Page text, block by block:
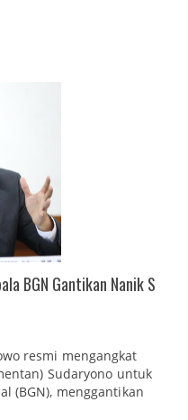
BGN Gantikan Nanik S
resmi mengangkat
Sudaryono untuk
(BGN), menggantikan